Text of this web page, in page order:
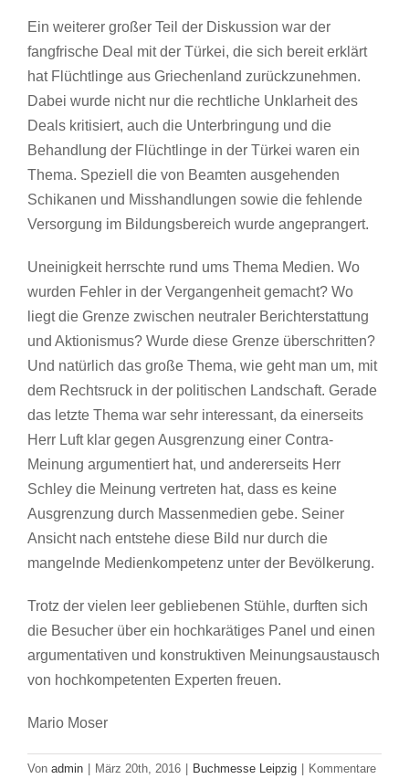
Ein weiterer großer Teil der Diskussion war der
fangfrische Deal mit der Türkei, die sich bereit erklärt
hat Flüchtlinge aus Griechenland zurückzunehmen.
Dabei wurde nicht nur die rechtliche Unklarheit des
Deals kritisiert, auch die Unterbringung und die
Behandlung der Flüchtlinge in der Türkei waren ein
Thema. Speziell die von Beamten ausgehenden
Schikanen und Misshandlungen sowie die fehlende
Versorgung im Bildungsbereich wurde angeprangert.
Uneinigkeit herrschte rund ums Thema Medien. Wo
wurden Fehler in der Vergangenheit gemacht? Wo
liegt die Grenze zwischen neutraler Berichterstattung
und Aktionismus? Wurde diese Grenze überschritten?
Und natürlich das große Thema, wie geht man um, mit
dem Rechtsruck in der politischen Landschaft. Gerade
das letzte Thema war sehr interessant, da einerseits
Herr Luft klar gegen Ausgrenzung einer Contra-
Meinung argumentiert hat, und andererseits Herr
Schley die Meinung vertreten hat, dass es keine
Ausgrenzung durch Massenmedien gebe. Seiner
Ansicht nach entstehe diese Bild nur durch die
mangelnde Medienkompetenz unter der Bevölkerung.
Trotz der vielen leer gebliebenen Stühle, durften sich
die Besucher über ein hochkarätiges Panel und einen
argumentativen und konstruktiven Meinungsaustausch
von hochkompetenten Experten freuen.
Mario Moser
Von admin März 20th, 2016 Buchmesse Leipzig
Kommentare